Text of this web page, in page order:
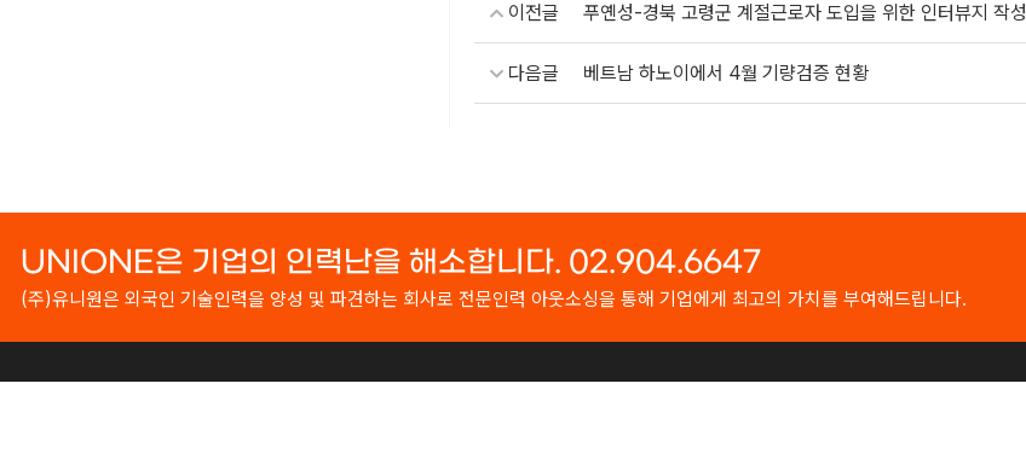
이전글 푸옌성-경북 고령군 계절근로자 도입을 위한 인터뷰지 작성
다음글 베트남 하노이에서 4월 기량검증 현황
UNIONE은 기업의 인력난을 해소합니다. 02.904.6647
(주)유니원은 외국인 기술인력을 양성 및 파견하는 회사로 전문인력 아웃소싱을 통해 기업에게 최고의 가치를 부여해드립니다.